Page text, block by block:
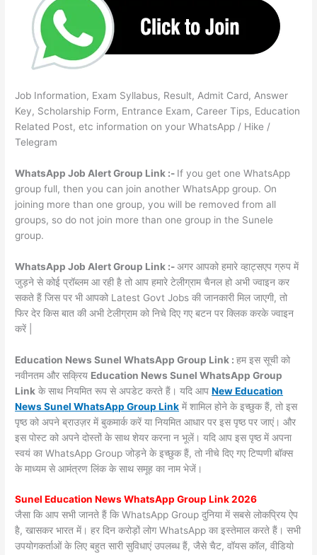
Job Information, Exam Syllabus, Result, Admit Card, Answer
Key, Scholarship Form, Entrance Exam, Career Tips, Education
Related Post, etc information on your WhatsApp / Hike /
Telegram
WhatsApp Job Alert Group Link :- If you get one WhatsApp
group full, then you can join another WhatsApp group. On
joining more than one group, you will be removed from all
groups, so do not join more than one group in the Sunele
group.
WhatsApp Job Alert Group Link :-अगर आपको हमारे व्हाट्सएप ग्रुप में
जुड़ने से कोई प्रॉब्लम आ रही है तो आप हमारे टेलीग्राम चैनल हो अभी ज्वाइन कर
सकते हैं जिस पर भी आपको Latest Govt Jobs की जानकारी मिल जाएगी, तो
फिर देर किस बात की अभी टेलीग्राम को निचे दिए गए बटन पर क्लिक करके ज्वाइन
करें |
Education News Sunel WhatsApp Group Link :हम इस सूची को
नवीनतम और सक्रिय Education News Sunel WhatsApp Group
Link के साथ नियमित रूप से अपडेट करते हैं। यदि आपNew Education
News Sunel WhatsApp Group Link में शामिल होने के इच्छुक हैं, तो इस
पृष्ठ को अपने ब्राउज़र में बुकमार्क करें या नियमित आधार पर इस पृष्ठ पर जाएं। और
इस पोस्ट को अपने दोस्तों के साथ शेयर करना न भूलें। यदि आप इस पृष्ठ में अपना
स्वयं का WhatsApp Group जोड़ने के इच्छुक हैं, तो नीचे दिए गए टिप्पणी बॉक्स
के माध्यम से आमंत्रण लिंक के साथ समूह का नाम भेजें।
Sunel Education News WhatsApp Group Link 2026
जैसा कि आप सभी जानते हैं कि WhatsApp Group दुनिया में सबसे लोकप्रिय ऐप
है, खासकर भारत में। हर दिन करोड़ों लोग WhatsApp का इस्तेमाल करते हैं। सभी
उपयोगकर्ताओं के लिए बहुत सारी सुविधाएं उपलब्ध हैं, जैसे चैट, वॉयस कॉल, वीडियो